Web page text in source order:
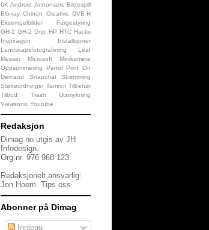
6K Android Annonsere Bildespill
Blu-ray Chinon Creative
DVB-H
Eksempelbilder
Fargestyring
GH-1 GH-2 Grip HP HTC Hacks
Inspirasjon
Installsjoner
Landskapsfotografering
Leaf
Messer
Microsoft
Minikamera
Oppsummering
Parrot Print On
Demand
Snapchat
Strømming
Støtteordninger Tamron Tilbehør
Tilbud
Trash
Utsmykning
Viewsonic Youtube
Redaksjon
Dimag.no utgis av JH
Infodesign.
Org.nr. 976 968 123.
Redaksjonelt ansvarlig:
Jon Hoem. Tips oss.
Abonner på Dimag
Innlegg